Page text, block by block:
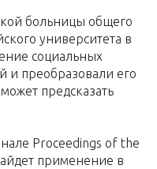
больницы общего
университета в
социальных
и преобразовали его
предсказать
Proceedings of the
применение в